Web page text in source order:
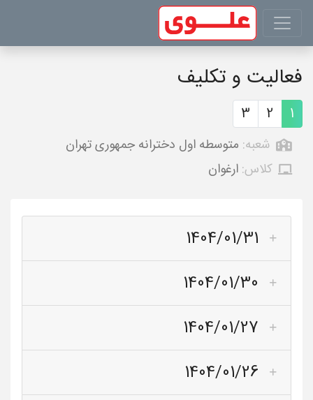
فعالیت و تکلیف
1
2
3
شعبه: متوسطه اول دخترانه جمهوری تهران
کلاس: ارغوان
1404/01/31
1404/01/30
1404/01/27
1404/01/26